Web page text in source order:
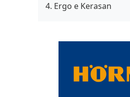
Ergo e Kerasan